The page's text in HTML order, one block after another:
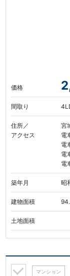
価格
間取り
住所／
アクセス
宮
電
電
電
電
築年月 昭
建物面積
土地面積
マンション